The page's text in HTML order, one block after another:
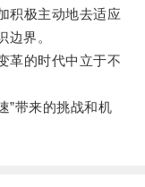
极主动地去适应
边界。
的时代中立于不
带来的挑战和机